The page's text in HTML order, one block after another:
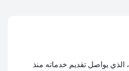
، الذي يواصل تقديم خدماته منذ